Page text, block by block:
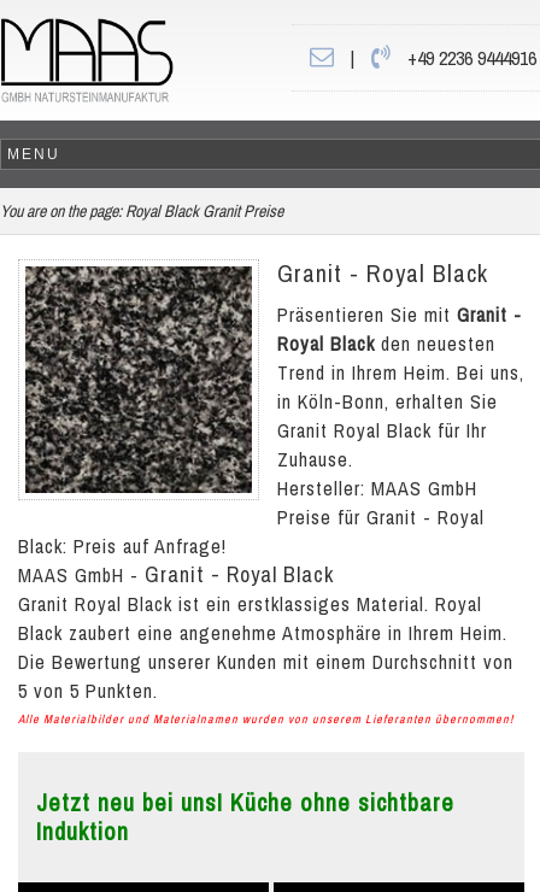
| +49 2236 9444916
You are on the page: Royal Black Granit Preise
Granit - Royal Black
Präsentieren Sie mit Granit -
Royal Black den neuesten
Trend in Ihrem Heim. Bei uns,
in Köln-Bonn, erhalten Sie
Granit Royal Black für Ihr
Zuhause.
Hersteller: MAAS GmbH
Preise für Granit - Royal
Black: Preis auf Anfrage!
MAAS GmbH - Granit - Royal Black
Granit Royal Black ist ein erstklassiges Material. Royal
Black zaubert eine angenehme Atmosphäre in Ihrem Heim.
Die Bewertung unserer Kunden mit einem Durchschnitt von
5 von 5 Punkten.
Alle Materialbilder und Materialnamen wurden von unserem Lieferanten übernommen!
Jetzt neu bei uns! Küche ohne sichtbare
Induktion